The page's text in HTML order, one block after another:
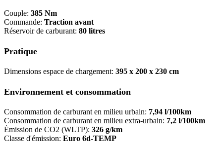
Couple: 385 Nm
Commande: Traction avant
Réservoir de carburant: 80 litres
Pratique
Dimensions espace de chargement: 395 x 200 x 230 cm
Environnement et consommation
Consommation de carburant en milieu urbain: 7,94 l/100km
Consommation de carburant en milieu extra-urbain: 7,2 l/100km
Émission de CO2 (WLTP): 326 g/km
Classe d'émission: Euro 6d-TEMP